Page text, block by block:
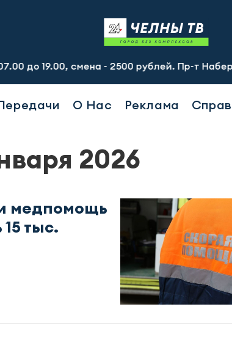
смена - 2500 рублей. Пр-т
О Нас Реклама
2026
медпомощь
тыс.